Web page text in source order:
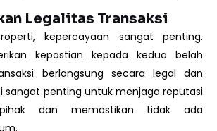
Legalitas Transaksi
kepercayaan sangat penting.
kepastian kepada kedua belah
berlangsung secara legal dan
sangat penting untuk menjaga reputasi
dan memastikan tidak ada